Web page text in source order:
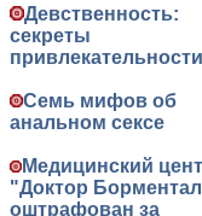
Девственность:
секреты
привлекательности
Семь мифов об
анальном сексе
Медицинский
"Доктор
оштрафован за